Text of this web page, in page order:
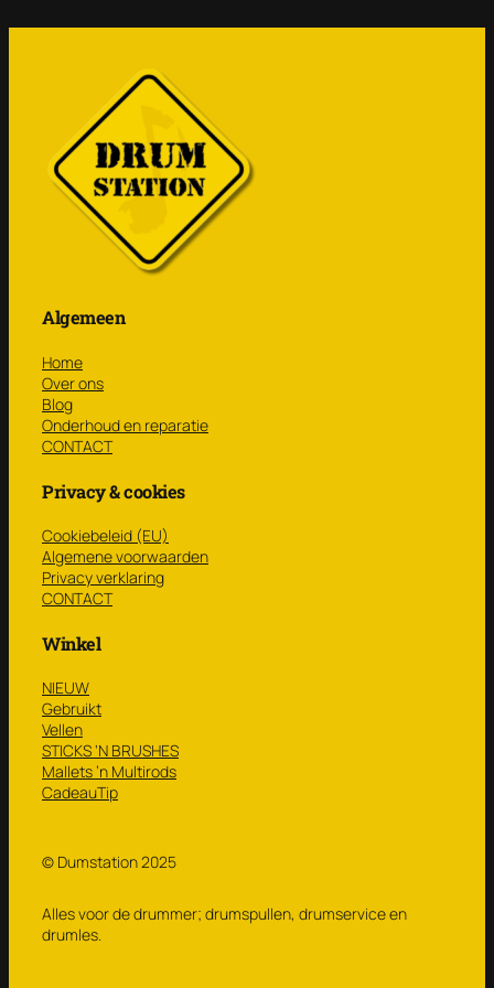
Algemeen
Home
Over ons
Blog
Onderhoud en reparatie
CONTACT
Privacy & cookies
Cookiebeleid (EU)
Algemene voorwaarden
Privacy verklaring
CONTACT
Winkel
NIEUW
Gebruikt
Vellen
STICKS ‘N BRUSHES
Mallets ’n Multirods
CadeauTip
© Dumstation 2025
Alles voor de drummer; drumspullen, drumservice en
drumles.